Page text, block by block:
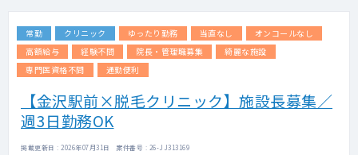
常勤 クリニック ゆったり勤務 当直なし
オンコールなし
高額給与
経験不問 院長・管理職募集
綺麗な施設
専門医資格不問
通勤便利
【金沢駅前×脱毛クリニック】施設長募集／
週3日勤務OK
掲載更新日 : 2026年07月31日 案件番号 : 26-JJ313169